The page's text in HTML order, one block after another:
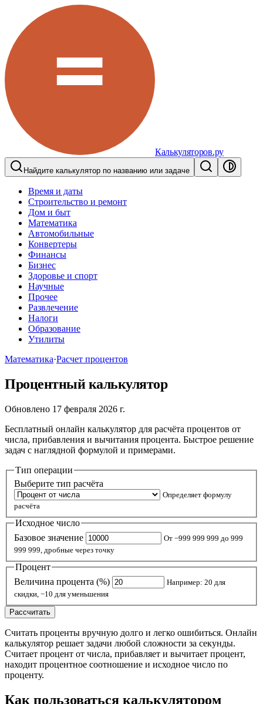
Калькуляторов.ру
Найдите калькулятор по названию или задаче
Время и даты
Строительство и ремонт
Дом и быт
Математика
Автомобильные
Конвертеры
Финансы
Бизнес
Здоровье и спорт
Научные
Прочее
Развлечение
Налоги
Образование
Утилиты
Математика·Расчет процентов
Процентный калькулятор
Обновлено 17 февраля 2026 г.
Бесплатный онлайн калькулятор для расчёта процентов от
числа, прибавления и вычитания процента. Быстрое решение
задач с наглядной формулой и примерами.
Тип операции
Выберите тип расчёта
Определяет формулу
расчёта
Исходное число
Базовое значение
От −999 999 999 до 999
999 999, дробные через точку
Процент
Величина процента (%)
Например: 20 для
скидки, −10 для уменьшения
Рассчитать
Считать проценты вручную долго и легко ошибиться. Онлайн
калькулятор решает задачи любой сложности за секунды.
Считает процент от числа, прибавляет и вычитает процент,
находит процентное соотношение и исходное число по
проценту.
Как пользоваться калькулятором